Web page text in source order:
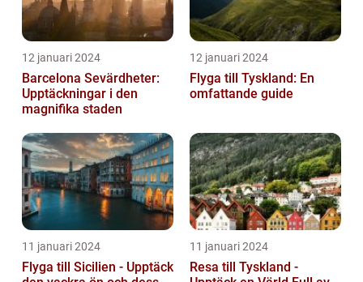
12 januari 2024
Barcelona Sevärdheter:
Upptäckningar i den
magnifika staden
12 januari 2024
Flyga till Tyskland: En
omfattande guide
11 januari 2024
Flyga till Sicilien - Upptäck
11 januari 2024
Resa till Tyskland -